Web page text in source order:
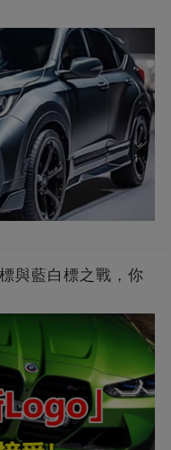
與藍白標之戰，你